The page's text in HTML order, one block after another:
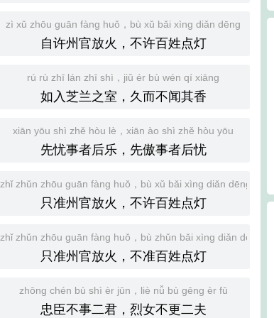
zì xǔ zhōu guān fàng huǒ，bù xǔ bǎi xìng diǎn dēng
自许州官放火，不许百姓点灯
rú rù zhī lán zhī shì，jiǔ ér bù wén qí xiāng
如入芝兰之室，久而不闻其香
xiān yōu shì zhě hòu lè，xiān ào shì zhě hòu yōu
先忧事者后乐，先傲事者后忧
zhǐ zhǔn zhōu guān fàng huǒ，bù xǔ bǎi xìng diǎn dēng
只准州官放火，不许百姓点灯
zhǐ zhǔn zhōu guān fàng huǒ，bù zhǔn bǎi xìng diǎn dēng
只准州官放火，不准百姓点灯
zhōng chén bù shì èr jūn，liè nǚ bù gēng èr fū
忠臣不事二君，烈女不更二夫